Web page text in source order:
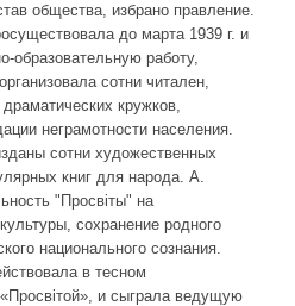
общества, избрано правление.
до марта 1939 г. и
образовательную работу,
сотни читален,
кружков,
неграмотности населения.
сотни художественных
книг для народа. А.
"Просвіты" на
сохранение родного
национального сознания.
в тесном
и сыграла ведущую